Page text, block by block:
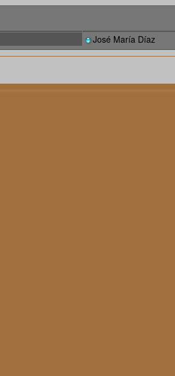
José María Díaz